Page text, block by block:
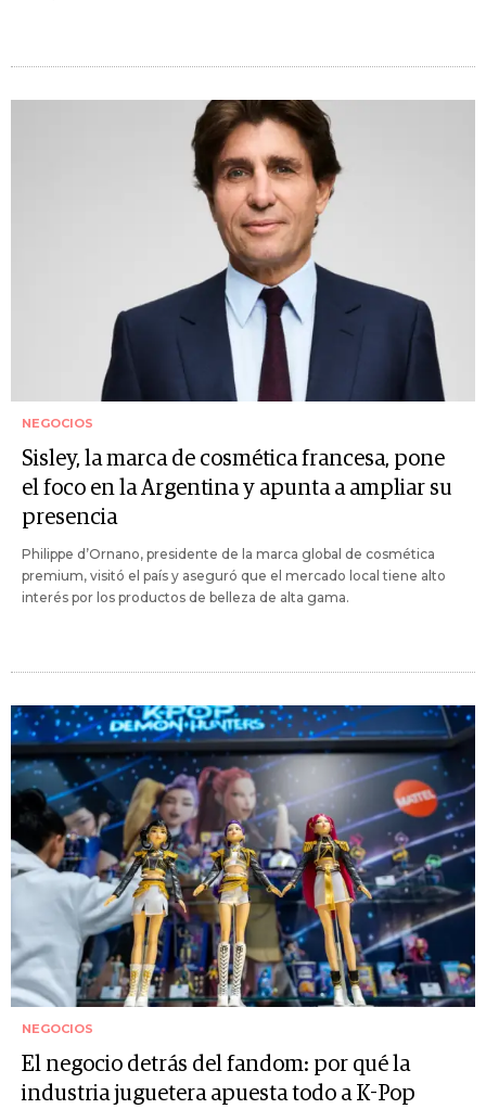
NEGOCIOS
Sisley, la marca de cosmética francesa, pone
el foco en la Argentina y apunta a ampliar su
presencia
Philippe d’Ornano, presidente de la marca global de cosmética
premium, visitó el país y aseguró que el mercado local tiene alto
interés por los productos de belleza de alta gama.
NEGOCIOS
El negocio detrás del fandom: por qué la
industria juguetera apuesta todo a K-Pop